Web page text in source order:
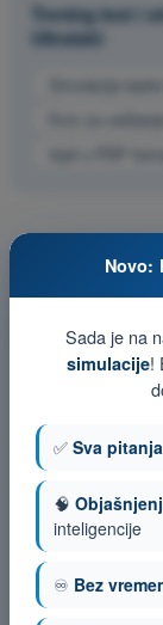
Trening test i
Ultralaki
Simulacija
Kviz za
Ispit u PDF
Novo:
Sada je na
simulacije!
✅ Sva
🧠
inteligencije
♾️ Bez